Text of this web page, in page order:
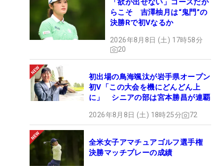
「欲が出せない」コースだか
らこそ 吉澤柚月は“鬼門”の
決勝Rで初Vなるか
2026年8月8日 (土) 17時58分
20
初出場の鳥海颯汰が岩手県オープン
初V「この大会を機にどんどん上
に」 シニアの部は宮本勝昌が連覇
2026年8月8日 (土) 18時25分 72
全米女子アマチュアゴルフ選手権
決勝マッチプレーの成績